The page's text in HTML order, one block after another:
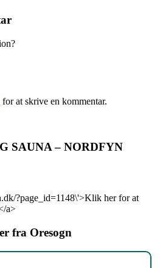
for at skrive en kommentar.
SAUNA – NORDFYN
?page_id=1148\'>Klik her for at
a>
fra Oresogn